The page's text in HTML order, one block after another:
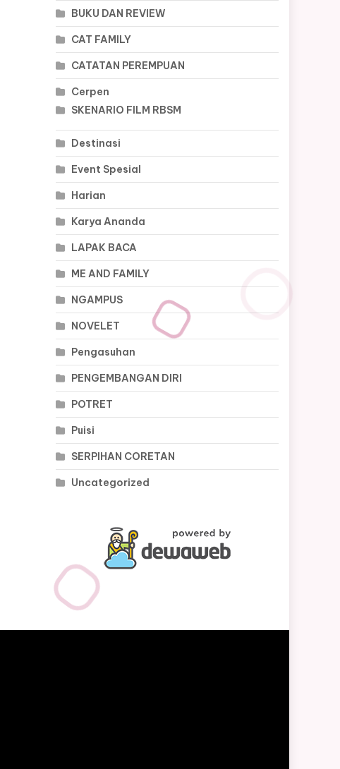
BUKU DAN REVIEW
CAT FAMILY
CATATAN PEREMPUAN
Cerpen
SKENARIO FILM RBSM
Destinasi
Event Spesial
Harian
Karya Ananda
LAPAK BACA
ME AND FAMILY
NGAMPUS
NOVELET
Pengasuhan
PENGEMBANGAN DIRI
POTRET
Puisi
SERPIHAN CORETAN
Uncategorized